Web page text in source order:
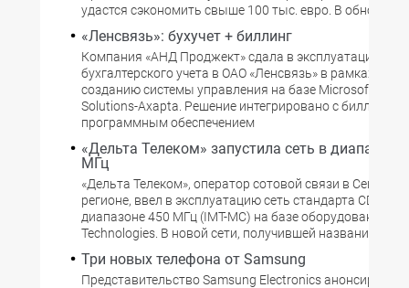
удастся сэкономить свыше 100 тыс. евро. В
«Ленсвязь»: бухучет + биллинг
Компания «АНД Проджект» сдала в эксплуатацию
бухгалтерского учета в ОАО «Ленсвязь» в рамках
созданию системы управления на базе Microsoft
Solutions-Axapta. Решение интегрировано с
программным обеспечением
«Дельта Телеком» запустила сеть в диапазоне
МГц
«Дельта Телеком», оператор сотовой связи в Северо-
регионе, ввел в эксплуатацию сеть стандарта
диапазоне 450 МГц (IMT-MC) на базе оборудования
Technologies. В новой сети, получившей название
Три новых телефона от Samsung
Представительство Samsung Electronics